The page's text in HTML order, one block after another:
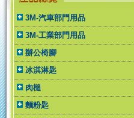
3M-汽車部門用品
3M-工業部門用品
辦公椅腳
冰淇淋匙
肉槌
麵粉匙